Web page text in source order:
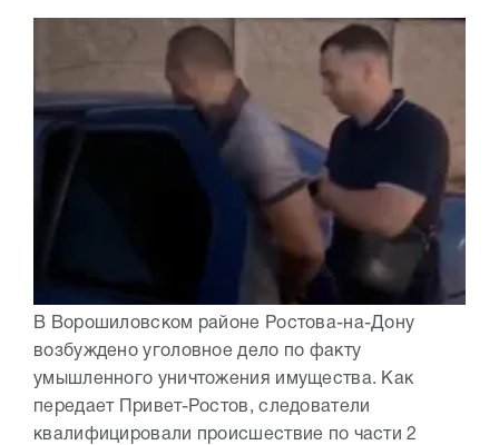
В Ворошиловском районе Ростова-на-Дону
возбуждено уголовное дело по факту
умышленного уничтожения имущества. Как
передает Привет-Ростов, следователи
квалифицировали происшествие по части 2